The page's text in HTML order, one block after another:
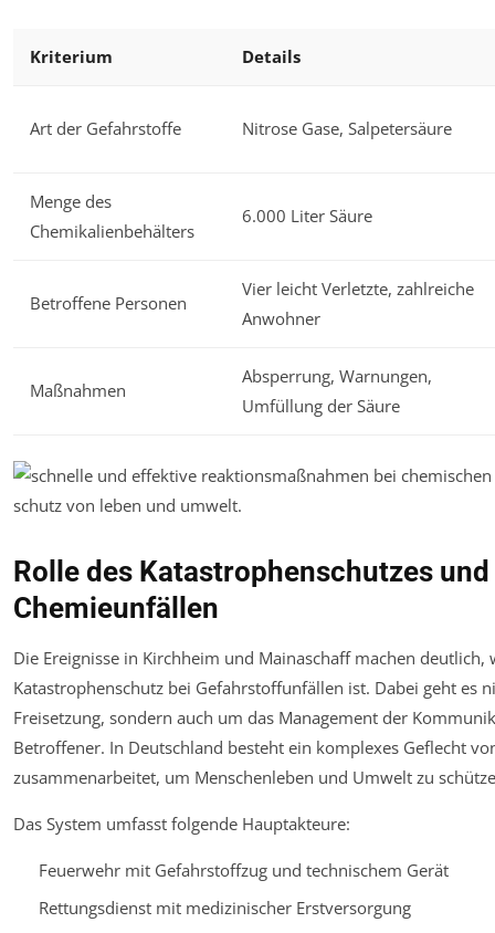
Kriterium Details
Art der Gefahrstoffe Nitrose Gase, Salpetersäure
Menge des
Chemikalienbehälters
6.000 Liter Säure
Betroffene Personen
Vier leicht Verletzte, zahlreiche
Anwohner
Maßnahmen
Absperrung, Warnungen,
Umfüllung der Säure
Rolle des Katastrophenschutzes
Chemieunfällen
Die Ereignisse in Kirchheim und Mainaschaff machen
Katastrophenschutz bei Gefahrstoffunfällen ist. Dabei geht es
Freisetzung, sondern auch um das Management der
Betroffener. In Deutschland besteht ein komplexes Geflecht
zusammenarbeitet, um Menschenleben und Umwelt zu
Das System umfasst folgende Hauptakteure:
Feuerwehr mit Gefahrstoffzug und technischem Gerät
Rettungsdienst mit medizinischer Erstversorgung